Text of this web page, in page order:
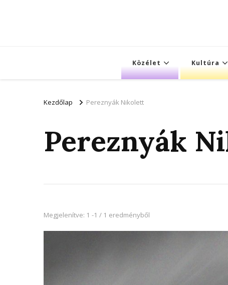
Közélet Kultúra
Kezdőlap Pereznyák Nikolett
Pereznyák
Megjelenítve: 1 -1 / 1 eredményből